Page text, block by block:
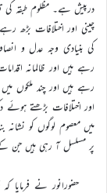
درپیش ہے۔ مظلوم طبقہ کی
چینی اور اختلافات بڑھ
کی بنیادی وجہ عدل و
رہے ہیں اور ظالمانہ
رہے ہیں اور چند ملکوں
اور اختلافات بڑھتے ہوئے
میں معصوم لوگوں کو
پر مسلسل آ رہی ہیں جن کے
حضورانور نے فرمایا